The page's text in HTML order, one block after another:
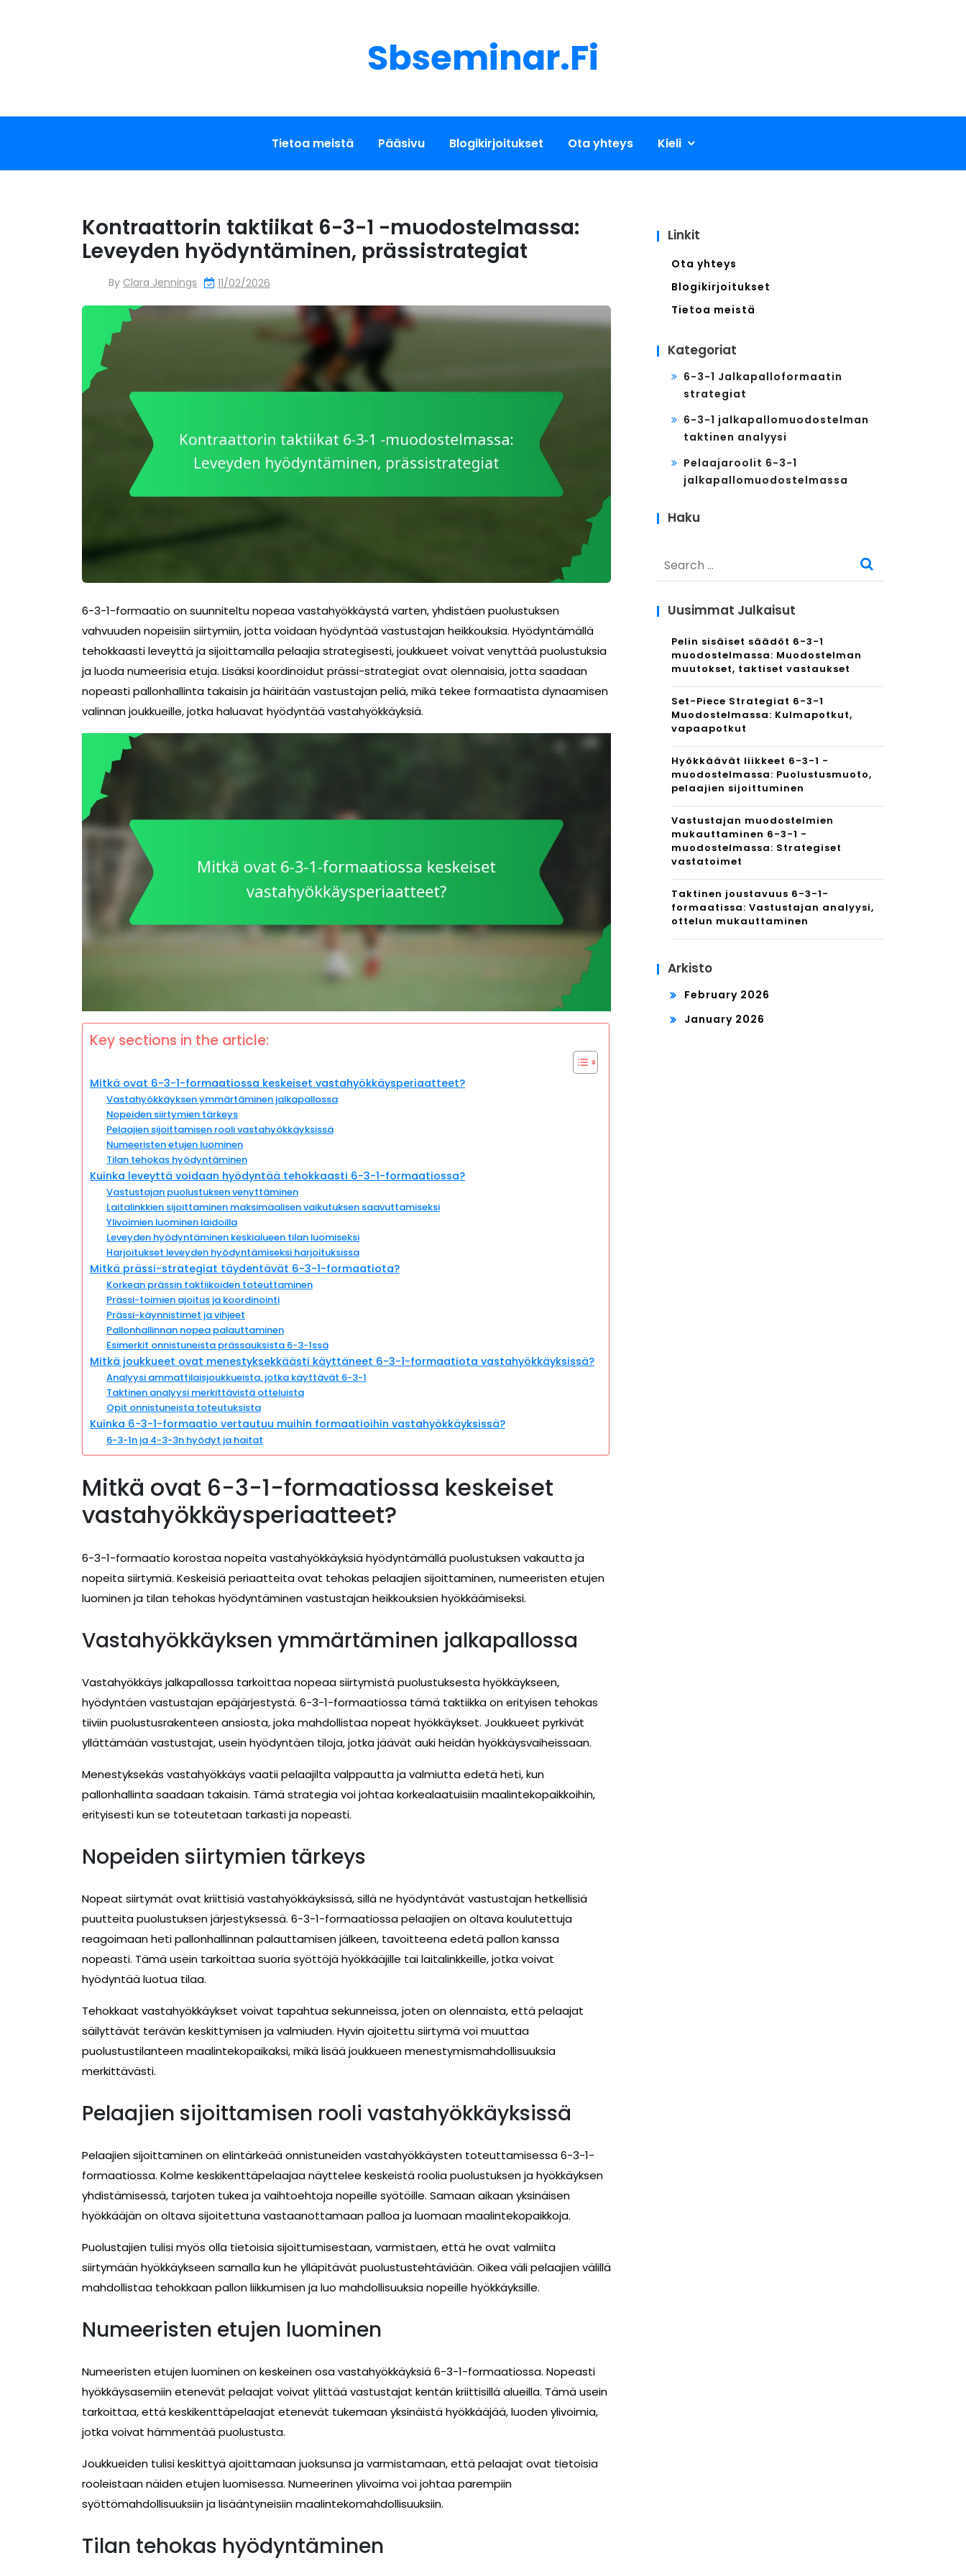
Sbseminar.fi
Tietoa meistä Pääsivu Blogikirjoitukset Ota yhteys Kieli
Kontraattorin taktiikat 6-3-1 -muodostelmassa:
Leveyden hyödyntäminen, prässistrategiat
By Clara Jennings 11/02/2026
6-3-1-formaatio on suunniteltu nopeaa vastahyökkäystä varten, yhdistäen puolustuksen
vahvuuden nopeisiin siirtymiin, jotta voidaan hyödyntää vastustajan heikkouksia. Hyödyntämällä
tehokkaasti leveyttä ja sijoittamalla pelaajia strategisesti, joukkueet voivat venyttää puolustuksia
ja luoda numeerisia etuja. Lisäksi koordinoidut prässi-strategiat ovat olennaisia, jotta saadaan
nopeasti pallonhallinta takaisin ja häiritään vastustajan peliä, mikä tekee formaatista dynaamisen
valinnan joukkueille, jotka haluavat hyödyntää vastahyökkäyksiä.
Key sections in the article:
Mitkä ovat 6-3-1-formaatiossa keskeiset vastahyökkäysperiaatteet?
Vastahyökkäyksen ymmärtäminen jalkapallossa
Nopeiden siirtymien tärkeys
Pelaajien sijoittamisen rooli vastahyökkäyksissä
Numeeristen etujen luominen
Tilan tehokas hyödyntäminen
Kuinka leveyttä voidaan hyödyntää tehokkaasti 6-3-1-formaatiossa?
Vastustajan puolustuksen venyttäminen
Laitalinkkien sijoittaminen maksimaalisen vaikutuksen saavuttamiseksi
Ylivoimien luominen laidoilla
Leveyden hyödyntäminen keskialueen tilan luomiseksi
Harjoitukset leveyden hyödyntämiseksi harjoituksissa
Mitkä prässi-strategiat täydentävät 6-3-1-formaatiota?
Korkean prässin taktiikoiden toteuttaminen
Prässi-toimien ajoitus ja koordinointi
Prässi-käynnistimet ja vihjeet
Pallonhallinnan nopea palauttaminen
Esimerkit onnistuneista prässauksista 6-3-1ssä
Mitkä joukkueet ovat menestyksekkäästi käyttäneet 6-3-1-formaatiota vastahyökkäyksissä?
Analyysi ammattilaisjoukkueista, jotka käyttävät 6-3-1
Taktinen analyysi merkittävistä otteluista
Opit onnistuneista toteutuksista
Kuinka 6-3-1-formaatio vertautuu muihin formaatioihin vastahyökkäyksissä?
6-3-1n ja 4-3-3n hyödyt ja haitat
Mitkä ovat 6-3-1-formaatiossa keskeiset
vastahyökkäysperiaatteet?
6-3-1-formaatio korostaa nopeita vastahyökkäyksiä hyödyntämällä puolustuksen vakautta ja
nopeita siirtymiä. Keskeisiä periaatteita ovat tehokas pelaajien sijoittaminen, numeeristen etujen
luominen ja tilan tehokas hyödyntäminen vastustajan heikkouksien hyökkäämiseksi.
Vastahyökkäyksen ymmärtäminen jalkapallossa
Vastahyökkäys jalkapallossa tarkoittaa nopeaa siirtymistä puolustuksesta hyökkäykseen,
hyödyntäen vastustajan epäjärjestystä. 6-3-1-formaatiossa tämä taktiikka on erityisen tehokas
tiiviin puolustusrakenteen ansiosta, joka mahdollistaa nopeat hyökkäykset. Joukkueet pyrkivät
yllättämään vastustajat, usein hyödyntäen tiloja, jotka jäävät auki heidän hyökkäysvaiheissaan.
Menestyksekäs vastahyökkäys vaatii pelaajilta valppautta ja valmiutta edetä heti, kun
pallonhallinta saadaan takaisin. Tämä strategia voi johtaa korkealaatuisiin maalintekopaikkoihin,
erityisesti kun se toteutetaan tarkasti ja nopeasti.
Nopeiden siirtymien tärkeys
Nopeat siirtymät ovat kriittisiä vastahyökkäyksissä, sillä ne hyödyntävät vastustajan hetkellisiä
puutteita puolustuksen järjestyksessä. 6-3-1-formaatiossa pelaajien on oltava koulutettuja
reagoimaan heti pallonhallinnan palauttamisen jälkeen, tavoitteena edetä pallon kanssa
nopeasti. Tämä usein tarkoittaa suoria syöttöjä hyökkääjille tai laitalinkkeille, jotka voivat
hyödyntää luotua tilaa.
Tehokkaat vastahyökkäykset voivat tapahtua sekunneissa, joten on olennaista, että pelaajat
säilyttävät terävän keskittymisen ja valmiuden. Hyvin ajoitettu siirtymä voi muuttaa
puolustustilanteen maalintekopaikaksi, mikä lisää joukkueen menestymismahdollisuuksia
merkittävästi.
Pelaajien sijoittamisen rooli vastahyökkäyksissä
Pelaajien sijoittaminen on elintärkeää onnistuneiden vastahyökkäysten toteuttamisessa 6-3-1-
formaatiossa. Kolme keskikenttäpelaajaa näyttelee keskeistä roolia puolustuksen ja hyökkäyksen
yhdistämisessä, tarjoten tukea ja vaihtoehtoja nopeille syötöille. Samaan aikaan yksinäisen
hyökkääjän on oltava sijoitettuna vastaanottamaan palloa ja luomaan maalintekopaikkoja.
Puolustajien tulisi myös olla tietoisia sijoittumisestaan, varmistaen, että he ovat valmiita
siirtymään hyökkäykseen samalla kun he ylläpitävät puolustustehtäviään. Oikea väli pelaajien välillä
mahdollistaa tehokkaan pallon liikkumisen ja luo mahdollisuuksia nopeille hyökkäyksille.
Numeeristen etujen luominen
Numeeristen etujen luominen on keskeinen osa vastahyökkäyksiä 6-3-1-formaatiossa. Nopeasti
hyökkäysasemiin etenevät pelaajat voivat ylittää vastustajat kentän kriittisillä alueilla. Tämä usein
tarkoittaa, että keskikenttäpelaajat etenevät tukemaan yksinäistä hyökkääjää, luoden ylivoimia,
jotka voivat hämmentää puolustusta.
Joukkueiden tulisi keskittyä ajoittamaan juoksunsa ja varmistamaan, että pelaajat ovat tietoisia
rooleistaan näiden etujen luomisessa. Numeerinen ylivoima voi johtaa parempiin
syöttömahdollisuuksiin ja lisääntyneisiin maalintekomahdollisuuksiin.
Tilan tehokas hyödyntäminen
Linkit
Ota yhteys
Blogikirjoitukset
Tietoa meistä
Kategoriat
6-3-1 Jalkapalloformaatin
strategiat
6-3-1 jalkapallomuodostelman
taktinen analyysi
Pelaajaroolit 6-3-1
jalkapallomuodostelmassa
Haku
for:
Uusimmat Julkaisut
Pelin sisäiset säädöt 6-3-1
muodostelmassa: Muodostelman
muutokset, taktiset vastaukset
Set-Piece Strategiat 6-3-1
Muodostelmassa: Kulmapotkut,
vapaapotkut
Hyökkäävät liikkeet 6-3-1 -
muodostelmassa: Puolustusmuoto,
pelaajien sijoittuminen
Vastustajan muodostelmien
mukauttaminen 6-3-1 -
muodostelmassa: Strategiset
vastatoimet
Taktinen joustavuus 6-3-1-
formaatissa: Vastustajan analyysi,
ottelun mukauttaminen
Arkisto
February 2026
January 2026